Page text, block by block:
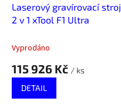
Laserový gravírovací stroj
2 v 1 xTool F1 Ultra
Vyprodáno
115 926 Kč / ks
DETAIL